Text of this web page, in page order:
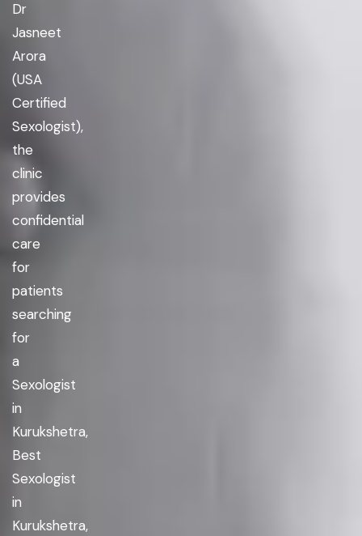
Dr
Jasneet
Arora
(USA
Certified
Sexologist),
the
clinic
provides
confidential
care
for
patients
searching
for
a
Sexologist
in
Kurukshetra,
Best
Sexologist
in
Kurukshetra,